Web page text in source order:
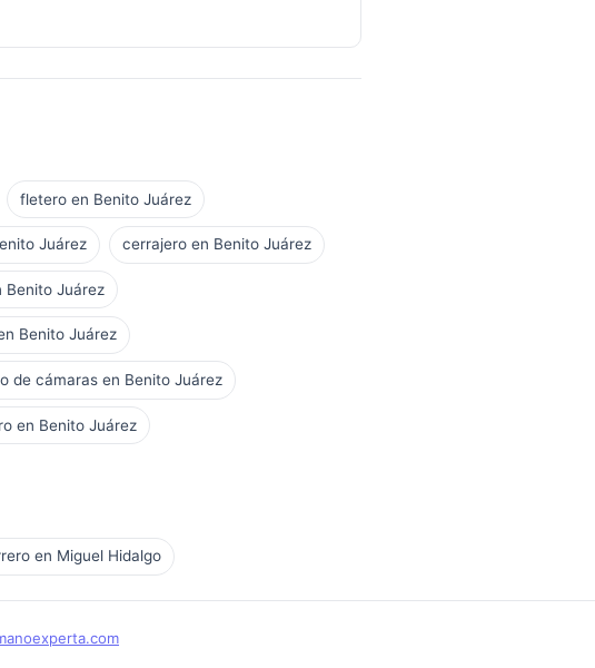
fletero en Benito Juárez
Juárez cerrajero en Benito Juárez
Benito Juárez
Benito Juárez
de cámaras en Benito Juárez
en Benito Juárez
en Miguel Hidalgo